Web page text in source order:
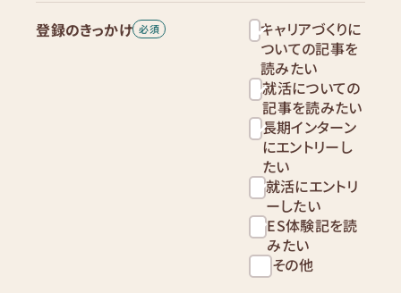
登録のきっかけ
キャリアづくりに
ついての記事を
読みたい
就活についての
記事を読みたい
長期インターン
にエントリーし
たい
就活にエントリ
ーしたい
ES体験記を読
みたい
その他